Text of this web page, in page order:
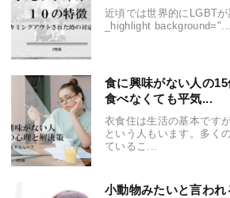
近頃では世界的にLGBT
_highlight background="...
食に興味がない人の15
食べなくても平気...
衣食住は生活の基本です
という人もいます。多く
ているこ...
小動物みたいと言わ